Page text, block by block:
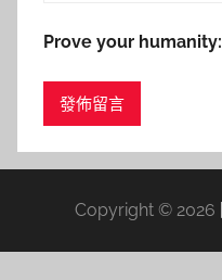
Prove your humanity:
Copyright © 2026